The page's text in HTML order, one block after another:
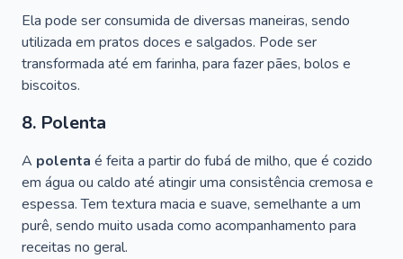
Ela pode ser consumida de diversas maneiras, sendo
utilizada em pratos doces e salgados. Pode ser
transformada até em farinha, para fazer pães, bolos e
biscoitos.
8. Polenta
A polenta é feita a partir do fubá de milho, que é cozido
em água ou caldo até atingir uma consistência cremosa e
espessa. Tem textura macia e suave, semelhante a um
purê, sendo muito usada como acompanhamento para
receitas no geral.